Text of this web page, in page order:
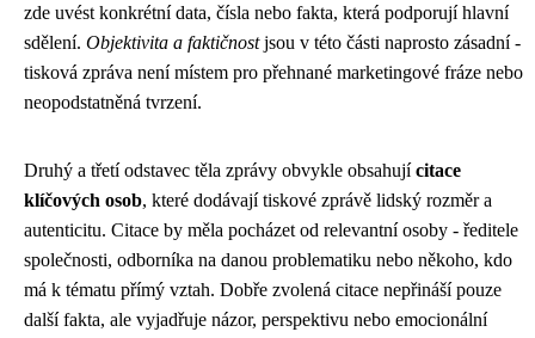
zde uvést konkrétní data, čísla nebo fakta, která podporují hlavní
sdělení. Objektivita a faktičnostjsou v této části naprosto zásadní -
tisková zpráva není místem pro přehnané marketingové fráze nebo
neopodstatněná tvrzení.
Druhý a třetí odstavec těla zprávy obvykle obsahujícitace
klíčových osob, které dodávají tiskové zprávě lidský rozměr a
autenticitu. Citace by měla pocházet od relevantní osoby - ředitele
společnosti, odborníka na danou problematiku nebo někoho, kdo
má k tématu přímý vztah. Dobře zvolená citace nepřináší pouze
další fakta, ale vyjadřuje názor, perspektivu nebo emocionální